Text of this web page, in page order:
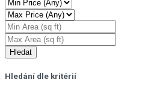
Hledání dle kritérií